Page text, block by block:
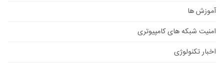
آموزش ها
امنیت شبکه های کامپیوتری
اخبار تکنولوژی